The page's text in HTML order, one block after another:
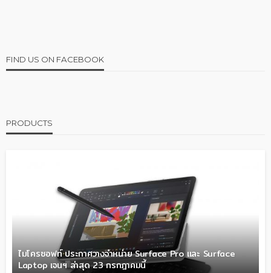
FIND US ON FACEBOOK
PRODUCTS
ไมโครซอฟท์ ประกาศวางจำหน่าย Surface Pro และ Surface
Laptop เจนฯ ล่าสุด 23 กรกฎาคมนี้